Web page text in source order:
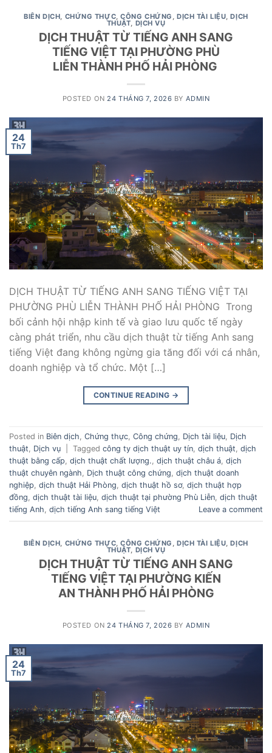
BIÊN DỊCH, CHỨNG THỰC,CÔNG CHỨNG , DỊCH TÀI LIỆU,DỊCH
THUẬT, DỊCH VỤ
DỊCH THUẬT TỪ TIẾNG ANH SANG
TIẾNG VIỆT TẠI PHƯỜNG PHÙ
LIỄN THÀNH PHỐ HẢI PHÒNG
POSTED ON24 THÁNG 7, 2026 BY ADMIN
24
Th7
DỊCH THUẬT TỪ TIẾNG ANH SANG TIẾNG VIỆT TẠI
PHƯỜNG PHÙ LIỄN THÀNH PHỐ HẢI PHÒNG Trong
bối cảnh hội nhập kinh tế và giao lưu quốc tế ngày
càng phát triển, nhu cầu dịch thuật từ tiếng Anh sang
tiếng Việt đang không ngừng gia tăng đối với cá nhân,
doanh nghiệp và tổ chức. Một […]
CONTINUE READING →
Posted in Biên dịch, Chứng thực, Công chứng, Dịch tài liệu, Dịch
thuật, Dịch vụ Tagged công ty dịch thuật uy tín, dịch thuật, dịch
thuật bằng cấp, dịch thuật chất lượng., dịch thuật châu á, dịch
thuật chuyên ngành, Dịch thuật công chứng, dịch thuật doanh
nghiệp, dịch thuật Hải Phòng, dịch thuật hồ sơ, dịch thuật hợp
đồng, dịch thuật tài liệu, dịch thuật tại phường Phù Liễn, dịch thuật
tiếng Anh, dịch tiếng Anh sang tiếng Việt Leave a comment
BIÊN DỊCH CHỨNG THỰC ,CÔNG CHỨNG DỊCH TÀI LIỆU ,DỊCH
THUẬT DỊCH VỤ
DỊCH THUẬT TỪ TIẾNG ANH SANG
TIẾNG VIỆT TẠI PHƯỜNG KIẾN
AN THÀNH PHỐ HẢI PHÒNG
POSTED ON24 THÁNG 7, 2026 BY ADMIN
24
Th7